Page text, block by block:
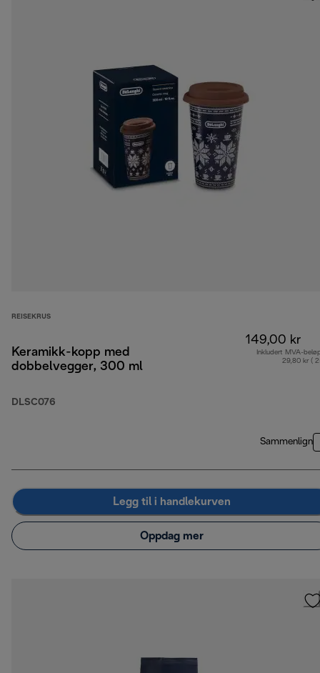
REISEKRUS
Keramikk-kopp med
dobbelvegger, 300 ml
DLSC076
149,00 kr
Inkludert MVA-
29,80 kr (
Sammenlign
Legg til i handlekurven
Oppdag mer